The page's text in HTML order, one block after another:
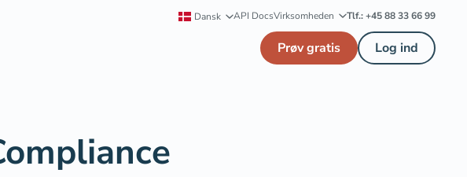
Dansk API DocsVirksomheden Tlf.: +45 88 33 66 99
Prøv gratis Log ind